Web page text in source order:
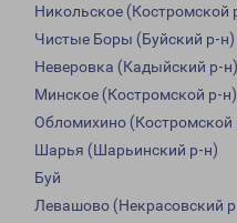
Никольское (Костромской
Чистые Боры (Буйский р-н)
Неверовка (Кадыйский р-н)
Минское (Костромской р-н)
Обломихино (Костромской
Шарья (Шарьинский р-н)
Буй
Левашово (Некрасовский